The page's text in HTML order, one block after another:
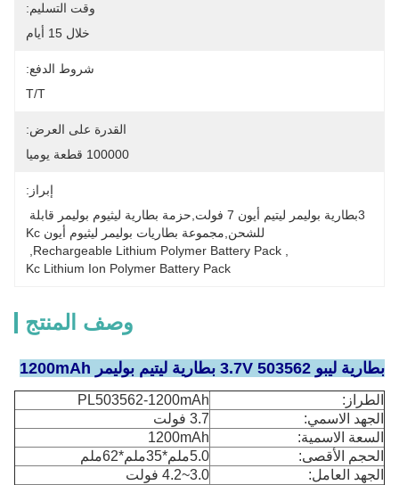
وقت التسليم:
خلال 15 أيام
شروط الدفع:
T/T
القدرة على العرض:
100000 قطعة يوميا
إبراز:
للشحن,مجموعة بطاريات بوليمر ليثيوم أيون Kc
Rechargeable Lithium Polymer Battery Pack
Kc Lithium Ion Polymer Battery Pack
وصف المنتج
بطارية ليبو 503562 3.7V بطارية ليتيم بوليمر 1200mAh
الطراز:
PL503562-1200mAh
الجهد الاسمي:
3.7 فولت
السعة الاسمية:
1200mAh
الحجم الأقصى:
5.0ملم*35ملم*62ملم
الجهد العامل:
3.0~4.2 فولت